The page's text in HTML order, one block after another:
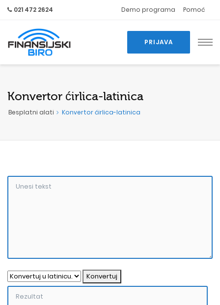
021 472 2624 Demo programa Pomoć
PRIJAVA
Konvertor ćirlica-latinica
Besplatni alati Konvertor ćirlica-latinica
Konvertuj